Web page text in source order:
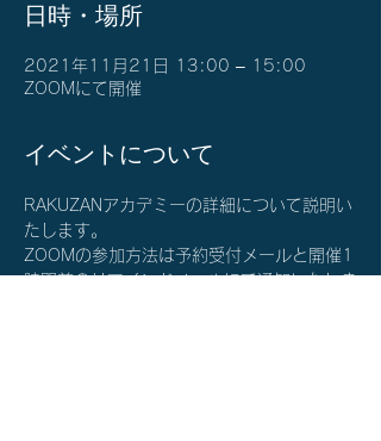
日時・場所
2021年11月21日 13:00 – 15:00
ZOOMにて開催
イベントについて
RAKUZANアカデミーの詳細について説明い
たします。
ZOOMの参加方法は予約受付メールと開催1
時間前のリマインドメールにて通知いたしま